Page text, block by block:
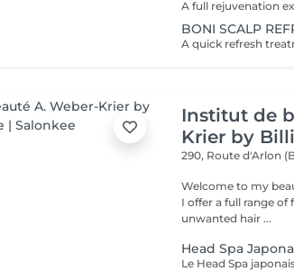
BONI SCALP
Institut de
Krier by
290, Route d'Arlon
Welcome to my
I offer a full range
unwanted hair ...
Head Spa